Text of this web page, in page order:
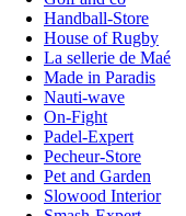
Handball-Store
House of Rugby
La sellerie de Maé
Made in Paradis
Nauti-wave
On-Fight
Padel-Expert
Pecheur-Store
Pet and Garden
Slowood Interior